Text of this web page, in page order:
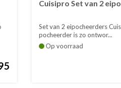
Cuisipro Set van 2
Set van 2 eipocheerders
pocheerder is zo ontwor...
Op voorraad